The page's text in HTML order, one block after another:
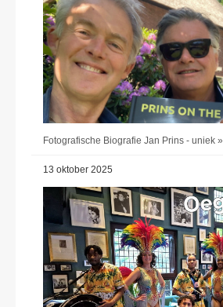
Fotografische Biografie Jan Prins - uniek »
13 oktober 2025